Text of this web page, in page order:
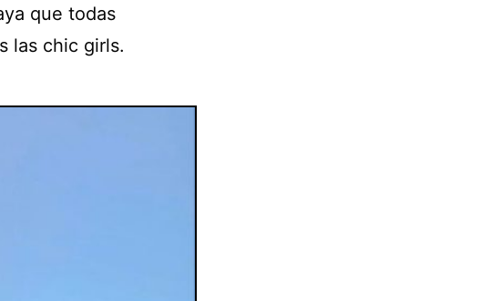
que todas
las chic girls.